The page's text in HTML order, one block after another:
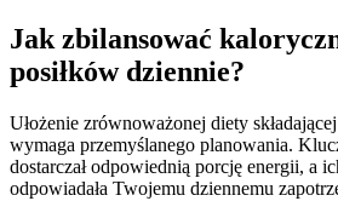
Jak zbilansować
posiłków dziennie?
Ułożenie zrównoważonej diety
wymaga przemyślanego planowania.
dostarczał odpowiednią porcję energii, a
odpowiadała Twojemu dziennemu